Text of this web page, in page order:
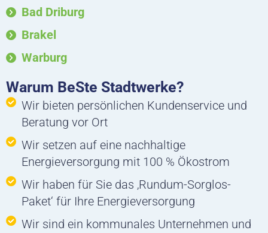
Bad Driburg
Brakel
Warburg
Warum BeSte Stadtwerke?
Wir bieten persönlichen Kundenservice und
Beratung vor Ort
Wir setzen auf eine nachhaltige
Energieversorgung mit 100 % Ökostrom
Wir haben für Sie das ‚Rundum-Sorglos-
Paket‘ für Ihre Energieversorgung
Wir sind ein kommunales Unternehmen und